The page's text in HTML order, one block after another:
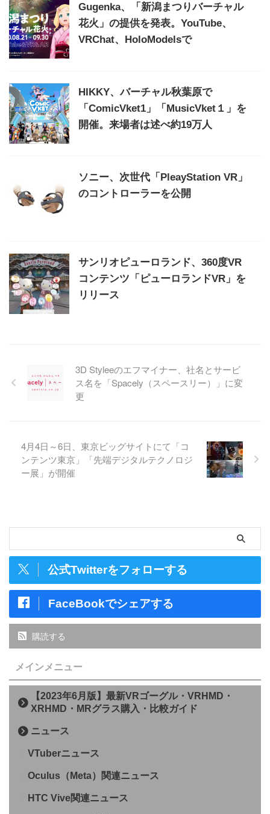
Gugenka、「新潟まつりバーチャル
花火」の提供を発表。YouTube、
VRChat、HoloModelsで
HIKKY、バーチャル秋葉原で
「ComicVket1」「MusicVket１」を
開催。来場者は述べ約19万人
ソニー、次世代「PleayStation VR」
のコントローラーを公開
サンリオピューロランド、360度VR
コンテンツ「ピューロランドVR」を
リリース
3D Styleeのエフマイナー、社名とサービ
ス名を「Spacely（スペースリー）」に変
更
4月4日～6日、東京ビッグサイトにて「コ
ンテンツ東京」「先端デジタルテクノロジ
ー展」が開催
公式Twitterをフォローする
FaceBookでシェアする
購読する
メインメニュー
【2023年6月版】最新VRゴーグル・VRHMD・
XRHMD・MRグラス購入・比較ガイド
ニュース
VTuberニュース
Oculus（Meta）関連ニュース
HTC Vive関連ニュース